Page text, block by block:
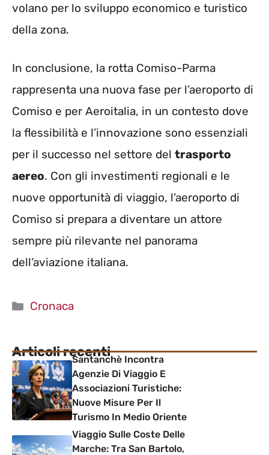
volano per lo sviluppo economico e turistico
della zona.
In conclusione, la rotta Comiso-Parma
rappresenta una nuova fase per l’aeroporto di
Comiso e per Aeroitalia, in un contesto dove
la flessibilità e l’innovazione sono essenziali
per il successo nel settore del trasporto
aereo. Con gli investimenti regionali e le
nuove opportunità di viaggio, l’aeroporto di
Comiso si prepara a diventare un attore
sempre più rilevante nel panorama
dell’aviazione italiana.
Categorie
Cronaca
Articoli recentiSantanchè Incontra
Agenzie Di Viaggio E
Associazioni Turistiche:
Nuove Misure Per Il
Turismo In Medio Oriente
Viaggio Sulle Coste Delle
Marche: Tra San Bartolo,